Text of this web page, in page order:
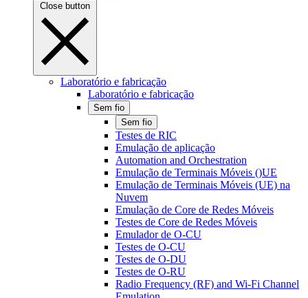
Close button
Laboratório e fabricação
Laboratório e fabricação
Sem fio
Sem fio
Testes de RIC
Emulação de aplicação
Automation and Orchestration
Emulação de Terminais Móveis ()UE
Emulação de Terminais Móveis (UE) na
Nuvem
Emulação de Core de Redes Móveis
Testes de Core de Redes Móveis
Emulador de O-CU
Testes de O-CU
Testes de O-DU
Testes de O-RU
Radio Frequency (RF) and Wi-Fi Channel